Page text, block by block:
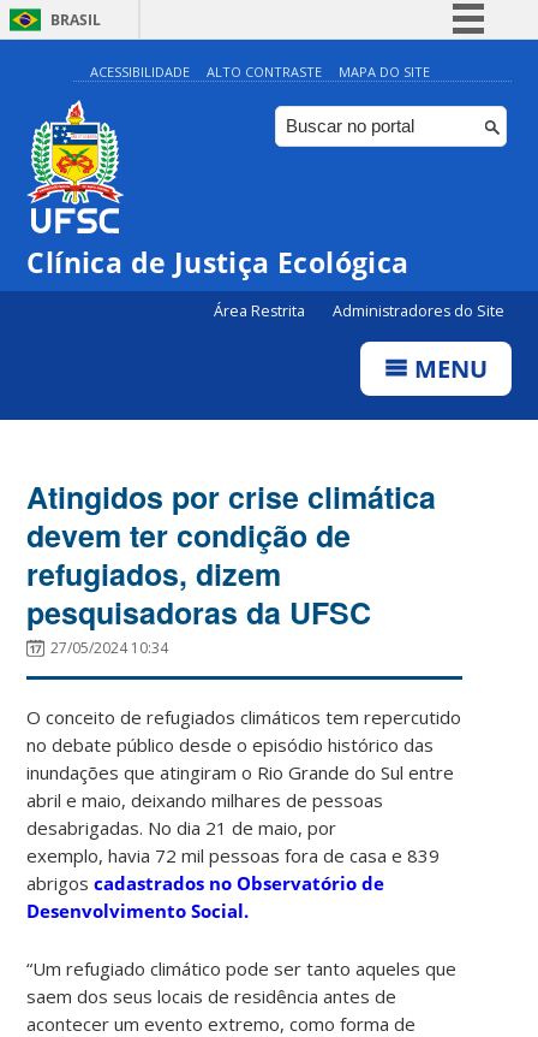
BRASIL
Simplifique!
Comunica BR
Participe
Canais
ACESSIBILIDADE ALTO CONTRASTE MAPA DO SITE
Clínica de Justiça Ecológica
Área Restrita Administradores do Site
MENU
Atingidos por crise climática
devem ter condição de
refugiados, dizem
pesquisadoras da UFSC
27/05/2024 10:34
O conceito de refugiados climáticos tem repercutido
no debate público desde o episódio histórico das
inundações que atingiram o Rio Grande do Sul entre
abril e maio, deixando milhares de pessoas
desabrigadas. No dia 21 de maio, por
exemplo, havia 72 mil pessoas fora de casa e 839
abrigoscadastrados no Observatório de
Desenvolvimento Social.
“Um refugiado climático pode ser tanto aqueles que
saem dos seus locais de residência antes de
acontecer um evento extremo, como forma de